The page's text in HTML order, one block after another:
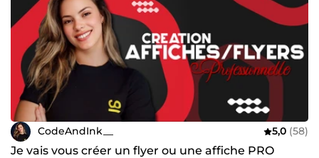
CodeAndInk__ 5,0 (58)
Je vais vous créer un flyer ou une affiche PRO